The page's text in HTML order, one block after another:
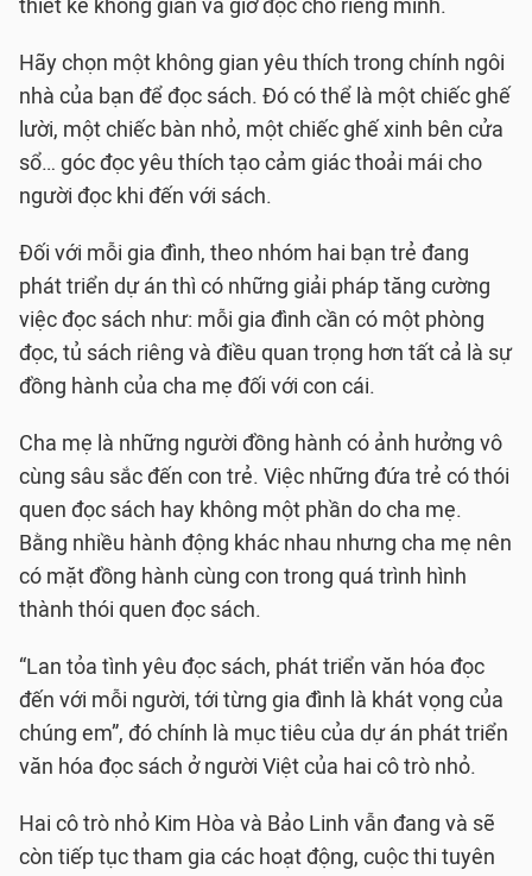
thiết kế không gian và giờ đọc cho riêng mình.
Hãy chọn một không gian yêu thích trong chính ngôi
nhà của bạn để đọc sách. Đó có thể là một chiếc ghế
lười, một chiếc bàn nhỏ, một chiếc ghế xinh bên cửa
sổ… góc đọc yêu thích tạo cảm giác thoải mái cho
người đọc khi đến với sách.
Đối với mỗi gia đình, theo nhóm hai bạn trẻ đang
phát triển dự án thì có những giải pháp tăng cường
việc đọc sách như: mỗi gia đình cần có một phòng
đọc, tủ sách riêng và điều quan trọng hơn tất cả là sự
đồng hành của cha mẹ đối với con cái.
Cha mẹ là những người đồng hành có ảnh hưởng vô
cùng sâu sắc đến con trẻ. Việc những đứa trẻ có thói
quen đọc sách hay không một phần do cha mẹ.
Bằng nhiều hành động khác nhau nhưng cha mẹ nên
có mặt đồng hành cùng con trong quá trình hình
thành thói quen đọc sách.
“Lan tỏa tình yêu đọc sách, phát triển văn hóa đọc
đến với mỗi người, tới từng gia đình là khát vọng của
chúng em”, đó chính là mục tiêu của dự án phát triển
văn hóa đọc sách ở người Việt của hai cô trò nhỏ.
Hai cô trò nhỏ Kim Hòa và Bảo Linh vẫn đang và sẽ
còn tiếp tục tham gia các hoạt động, cuộc thi tuyên